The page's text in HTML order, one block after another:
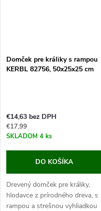
Domček pre králiky s rampou
KERBL 82756, 50x25x25 cm
€14,63 bez DPH
€17,99
SKLADOM 4 ks
DO KOŠÍKA
Drevený domček pre králiky,
hlodavce z prírodného dreva, s
rampou a strešnou vyhliadkou